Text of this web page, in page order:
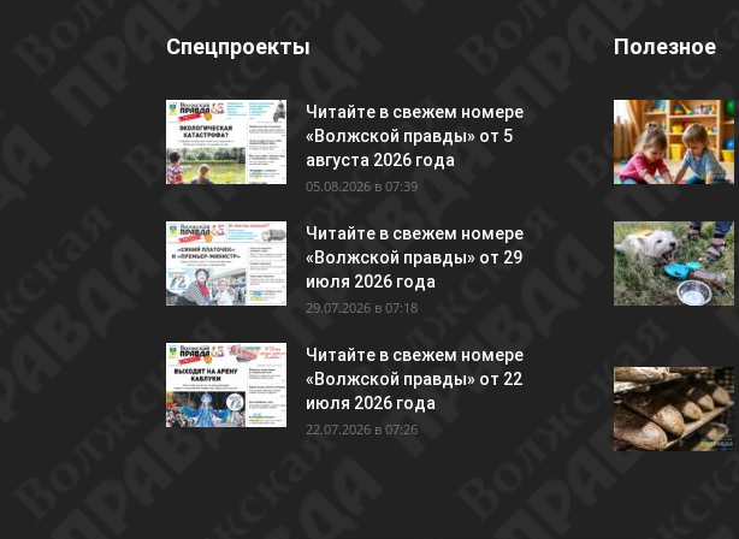
Спецпроекты
Читайте в свежем номере
«Волжской правды» от 5
августа 2026 года
05.08.2026 в 07:39
Читайте в свежем номере
«Волжской правды» от 29
июля 2026 года
29.07.2026 в 07:18
Читайте в свежем номере
«Волжской правды» от 22
июля 2026 года
22.07.2026 в 07:26
Полезное